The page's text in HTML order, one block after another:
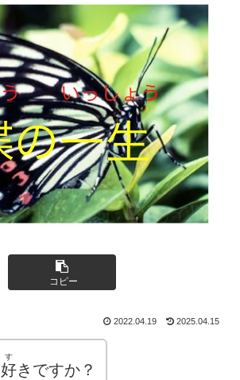
コピー
2022.04.19 2025.04.15
好
す
きですか？